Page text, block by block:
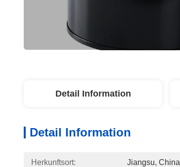
Detail Information
Detail Information
Herkunftsort: Jiangsu, China